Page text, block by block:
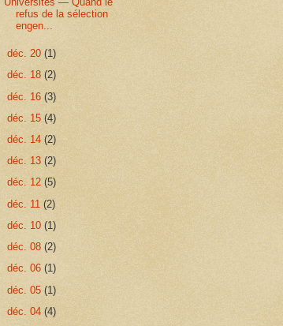
refus de la sélection
engen...
déc. 20 (1)
déc. 18 (2)
déc. 16 (3)
déc. 15 (4)
déc. 14 (2)
déc. 13 (2)
déc. 12 (5)
déc. 11 (2)
déc. 10 (1)
déc. 08 (2)
déc. 06 (1)
déc. 05 (1)
déc. 04 (4)